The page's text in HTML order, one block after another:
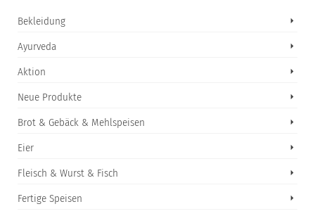
Bekleidung
Ayurveda
Aktion
Neue Produkte
Brot & Gebäck & Mehlspeisen
Eier
Fleisch & Wurst & Fisch
Fertige Speisen